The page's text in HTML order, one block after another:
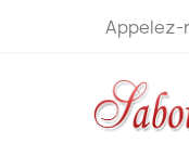
Appelez-